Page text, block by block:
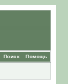
Помощь
Поиск